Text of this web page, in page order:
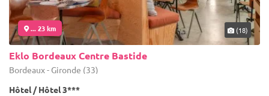
... 23 km (18)
Eklo Bordeaux Centre Bastide
Bordeaux - Gironde (33)
Hôtel / Hôtel 3***